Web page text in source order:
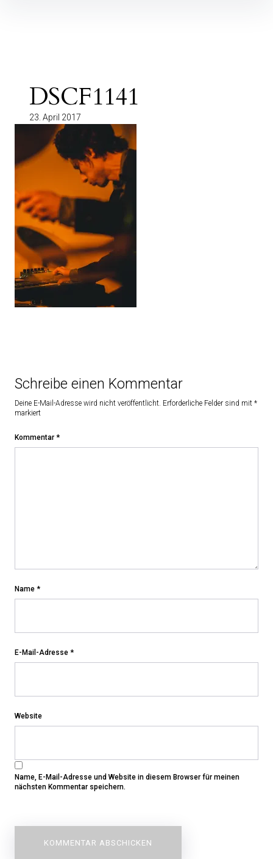
DSCF1141
23. April 2017
Schreibe einen Kommentar
Deine E-Mail-Adresse wird nicht veröffentlicht. Erforderliche Felder sind mit *
markiert
Kommentar *
Name *
E-Mail-Adresse *
Website
Name, E-Mail-Adresse und Website in diesem Browser für meinen
nächsten Kommentar speichern.